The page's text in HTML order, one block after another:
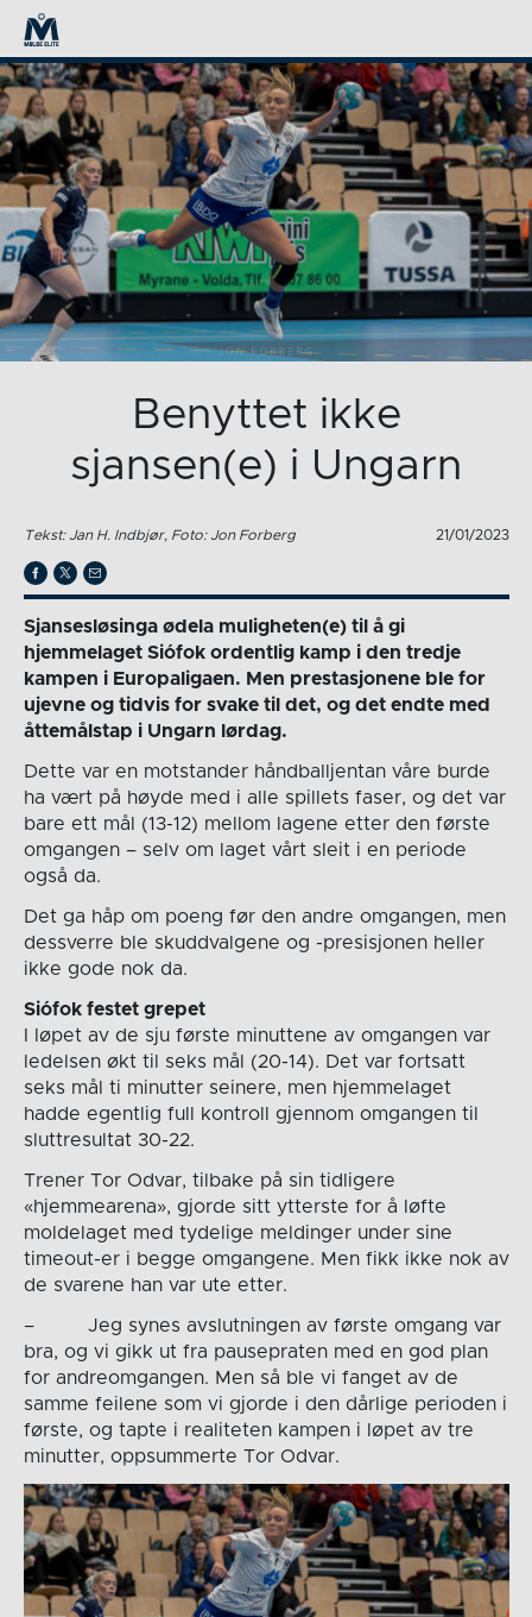
Benyttet ikke
sjansen(e) i Ungarn
Tekst: Jan H. Indbjør, Foto: Jon Forberg 21/01/2023
Sjansesløsinga ødela muligheten(e) til å gi
hjemmelaget Siófok ordentlig kamp i den tredje
kampen i Europaligaen. Men prestasjonene ble for
ujevne og tidvis for svake til det, og det endte med
åttemålstap i Ungarn lørdag.
Dette var en motstander håndballjentan våre burde
ha vært på høyde med i alle spillets faser, og det var
bare ett mål (13-12) mellom lagene etter den første
omgangen – selv om laget vårt sleit i en periode
også da.
Det ga håp om poeng før den andre omgangen, men
dessverre ble skuddvalgene og -presisjonen heller
ikke gode nok da.
Siófok festet grepet
I løpet av de sju første minuttene av omgangen var
ledelsen økt til seks mål (20-14). Det var fortsatt
seks mål ti minutter seinere, men hjemmelaget
hadde egentlig full kontroll gjennom omgangen til
sluttresultat 30-22.
Trener Tor Odvar, tilbake på sin tidligere
«hjemmearena», gjorde sitt ytterste for å løfte
moldelaget med tydelige meldinger under sine
timeout-er i begge omgangene. Men fikk ikke nok av
de svarene han var ute etter.
– Jeg synes avslutningen av første omgang var
bra, og vi gikk ut fra pausepraten med en god plan
for andreomgangen. Men så ble vi fanget av de
samme feilene som vi gjorde i den dårlige perioden i
første, og tapte i realiteten kampen i løpet av tre
minutter, oppsummerte Tor Odvar.